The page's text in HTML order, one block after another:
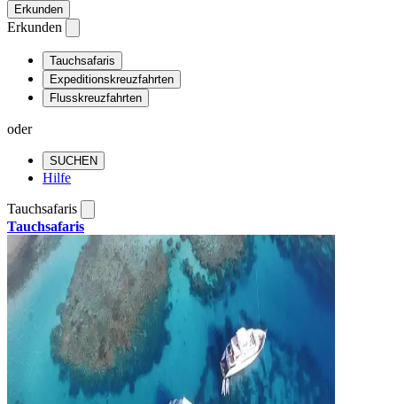
Erkunden
Erkunden
Tauchsafaris
Expeditionskreuzfahrten
Flusskreuzfahrten
oder
SUCHEN
Hilfe
Tauchsafaris
Tauchsafaris